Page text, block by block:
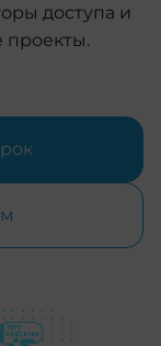
доступа и
проекты.